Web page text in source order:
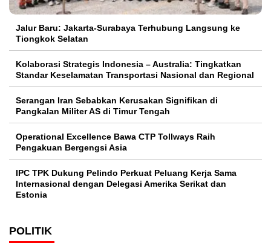
Jalur Baru: Jakarta-Surabaya Terhubung Langsung ke
Tiongkok Selatan
Kolaborasi Strategis Indonesia – Australia: Tingkatkan
Standar Keselamatan Transportasi Nasional dan Regional
Serangan Iran Sebabkan Kerusakan Signifikan di
Pangkalan Militer AS di Timur Tengah
Operational Excellence Bawa CTP Tollways Raih
Pengakuan Bergengsi Asia
IPC TPK Dukung Pelindo Perkuat Peluang Kerja Sama
Internasional dengan Delegasi Amerika Serikat dan
Estonia
POLITIK